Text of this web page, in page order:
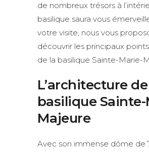
de nombreux trésors à
basilique saura vous
votre visite, nous vous
découvrir les principaux
de la basilique Sainte-Marie-
L’architecture
basilique
Majeure
Avec son immense dôme de